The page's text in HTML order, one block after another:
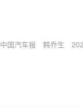
中国汽车报 韩乔生